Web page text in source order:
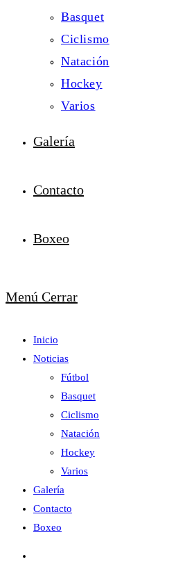
Basquet
Ciclismo
Natación
Hockey
Varios
Galería
Contacto
Boxeo
Menú Cerrar
Inicio
Noticias
Fútbol
Basquet
Ciclismo
Natación
Hockey
Varios
Galería
Contacto
Boxeo